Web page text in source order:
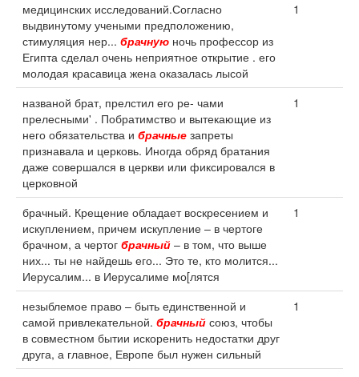
медицинских исследований.Согласно
выдвинутому учеными предположению,
стимуляция нер... брачную ночь профессор из
Египта сделал очень неприятное открытие . его
молодая красавица жена оказалась лысой
1
названой брат, прелстил его ре- чами
прелесными' . Побратимство и вытекающие из
него обязательства и брачные запреты
признавала и церковь. Иногда обряд братания
даже совершался в церкви или фиксировался в
церковной
1
брачный. Крещение обладает воскресением и
искуплением, причем искупление – в чертоге
брачном, а чертог брачный – в том, что выше
них... ты не найдешь его... Это те, кто молится...
Иерусалим... в Иерусалиме мо[лятся
1
незыблемое право – быть единственной и
самой привлекательной. брачный союз, чтобы
в совместном бытии искоренить недостатки друг
друга, а главное, Европе был нужен сильный
1